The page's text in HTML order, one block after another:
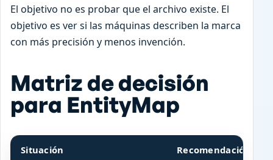
El objetivo no es probar que el archivo existe. El
objetivo es ver si las máquinas describen la marca
con más precisión y menos invención.
Matriz de decisión
para EntityMap
Situación Recomendación